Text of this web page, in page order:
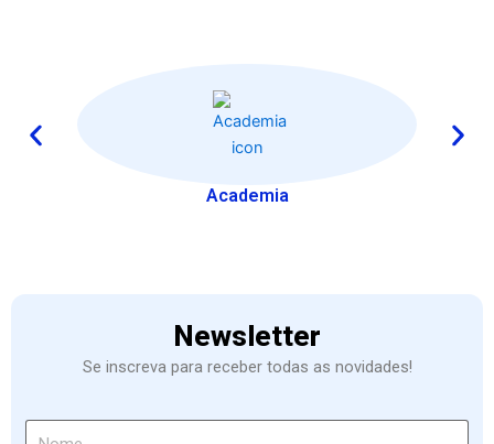
Academia
Newsletter
Se inscreva para receber todas as novidades!